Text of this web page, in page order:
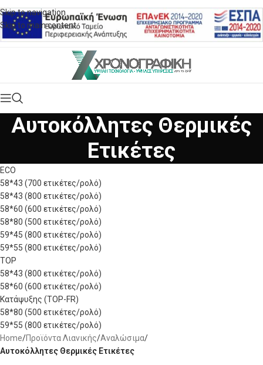
Skip to navigation
Skip to main content
Αυτοκόλλητες Θερμικές
Ετικέτες
ECO
58*43 (700 ετικέτες/ρολό)
58*43 (800 ετικέτες/ρολό)
58*60 (600 ετικέτες/ρολό)
58*80 (500 ετικέτες/ρολό)
59*45 (800 ετικέτες/ρολό)
59*55 (800 ετικέτες/ρολό)
TOP
58*43 (800 ετικέτες/ρολό)
58*60 (600 ετικέτες/ρολό)
Κατάψυξης (TOP-FR)
58*80 (500 ετικέτες/ρολό)
59*55 (800 ετικέτες/ρολό)
Home/Προϊόντα Λιανικής/Αναλώσιμα/
Αυτοκόλλητες Θερμικές Ετικέτες